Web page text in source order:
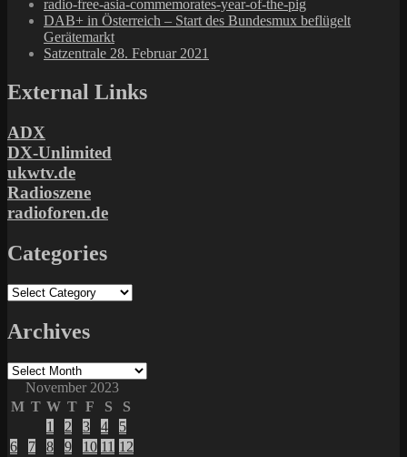
radio-free-asia-commemorates-year-of-the-pig
DAB+ in Österreich – Start des Bundesmux beflügelt
Gerätemarkt
Satzentrale 28. Februar 2021
External Links
ADX
DX-Unlimited
ukwtv.de
Radioszene
radioforen.de
Categories
Categories
Archives
Archives
November 2023
M T W T F S
S
1
2 3 4
5
6
7 8 9 10 11 12